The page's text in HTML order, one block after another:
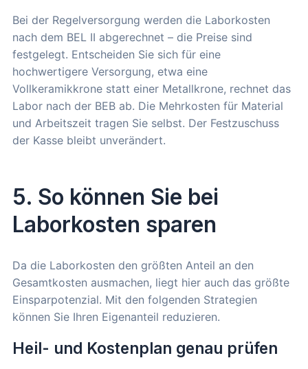
Bei der Regelversorgung werden die Laborkosten
nach dem BEL II abgerechnet – die Preise sind
festgelegt. Entscheiden Sie sich für eine
hochwertigere Versorgung, etwa eine
Vollkeramikkrone statt einer Metallkrone, rechnet das
Labor nach der BEB ab. Die Mehrkosten für Material
und Arbeitszeit tragen Sie selbst. Der Festzuschuss
der Kasse bleibt unverändert.
5. So können Sie bei
Laborkosten sparen
Da die Laborkosten den größten Anteil an den
Gesamtkosten ausmachen, liegt hier auch das größte
Einsparpotenzial. Mit den folgenden Strategien
können Sie Ihren Eigenanteil reduzieren.
Heil- und Kostenplan genau prüfen